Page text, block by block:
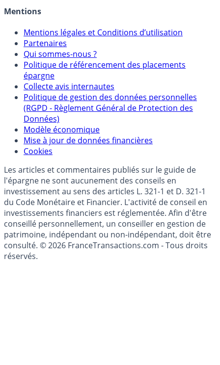
Mentions légales et Conditions d’utilisation
Partenaires
Qui sommes-nous ?
Politique de référencement des placements
épargne
Collecte avis internautes
Politique de gestion des données personnelles
(RGPD - Règlement Général de Protection des
Données)
Modèle économique
Mise à jour de données financières
Cookies
Les articles et commentaires publiés sur le guide de
l'épargne ne sont aucunement des conseils en
investissement au sens des articles L. 321-1 et D. 321-1
du Code Monétaire et Financier. L'activité de conseil en
investissements financiers est réglementée. Afin d'être
conseillé personnellement, un conseiller en gestion de
patrimoine, indépendant ou non-indépendant, doit être
consulté. © 2026 FranceTransactions.com - Tous droits